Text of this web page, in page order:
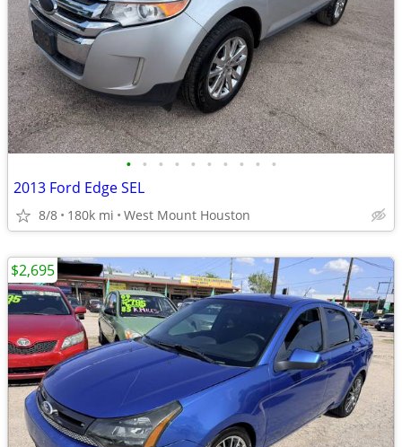
• • • • • • • • • •
2013 Ford Edge SEL
8/8 180k mi West Mount Houston
$2,695